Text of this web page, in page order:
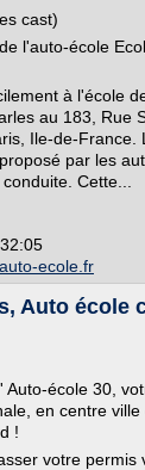
cast)
l'auto-école
à l'école
au 183, Rue
Ile-de-France.
par les
Cette...
ecole.fr
Auto école
Auto-école 30,
en centre
!
votre permis